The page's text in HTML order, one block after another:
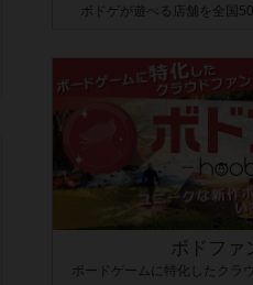
ボドゲが遊べる店舗を全国
ボドファ
ボードゲームに特化したクラ